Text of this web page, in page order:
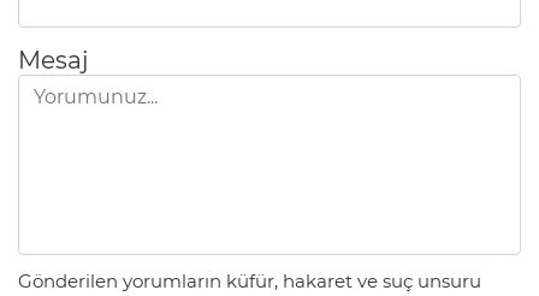
Mesaj
Gönderilen yorumların küfür, hakaret ve suç unsuru